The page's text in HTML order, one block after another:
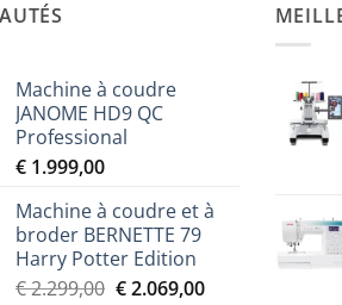
Machine à coudre
JANOME HD9 QC
Professional
€ 1.999,00
Machine à coudre et à
broder BERNETTE 79
Harry Potter Edition
€2.299,00 Le
€2.069,00Le